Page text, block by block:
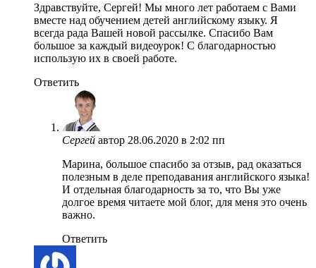
Здравствуйте, Сергей! Мы много лет работаем с Вами
вместе над обучением детей английскому языку. Я
всегда рада Вашей новой рассылке. Спасибо Вам
большое за каждый видеоурок! С благодарностью
использую их в своей работе.
Ответить
Сергей автор 28.06.2020 в 2:02 пп
Марина, большое спасибо за отзыв, рад оказаться
полезным в деле преподавания английского языка!
И отдельная благодарность за то, что Вы уже
долгое время читаете мой блог, для меня это очень
важно.
Ответить